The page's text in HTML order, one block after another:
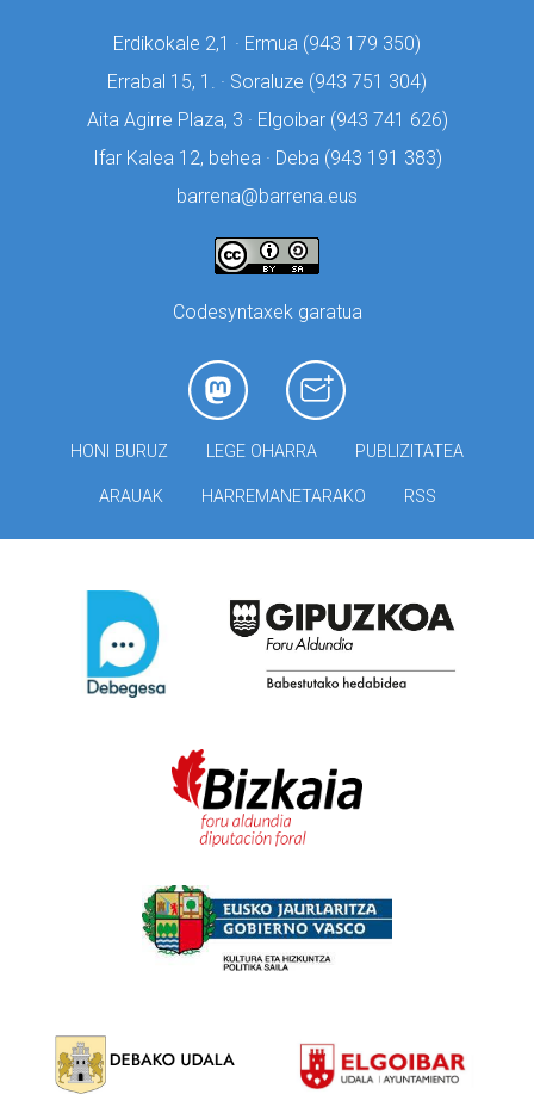
Erdikokale 2,1 · Ermua (943 179 350)
Errabal 15, 1. · Soraluze (943 751 304)
Aita Agirre Plaza, 3 · Elgoibar (943 741 626)
Ifar Kalea 12, behea · Deba (943 191 383)
barrena@barrena.eus
Codesyntaxek garatua
HONI BURUZ LEGE OHARRA PUBLIZITATEA
ARAUAK HARREMANETARAKO RSS